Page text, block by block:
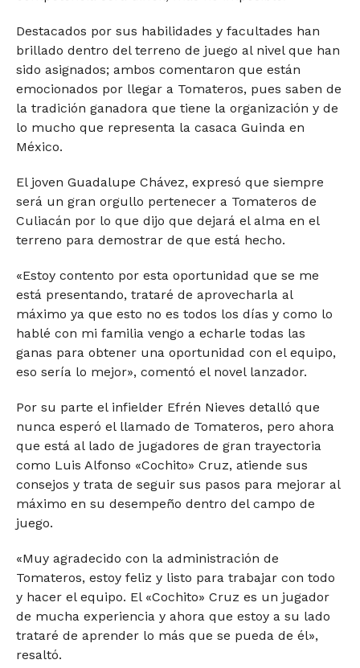
Destacados por sus habilidades y facultades han
brillado dentro del terreno de juego al nivel que han
sido asignados; ambos comentaron que están
emocionados por llegar a Tomateros, pues saben de
la tradición ganadora que tiene la organización y de
lo mucho que representa la casaca Guinda en
México.
El joven Guadalupe Chávez, expresó que siempre
será un gran orgullo pertenecer a Tomateros de
Culiacán por lo que dijo que dejará el alma en el
terreno para demostrar de que está hecho.
«Estoy contento por esta oportunidad que se me
está presentando, trataré de aprovecharla al
máximo ya que esto no es todos los días y como lo
hablé con mi familia vengo a echarle todas las
ganas para obtener una oportunidad con el equipo,
eso sería lo mejor», comentó el novel lanzador.
Por su parte el infielder Efrén Nieves detalló que
nunca esperó el llamado de Tomateros, pero ahora
que está al lado de jugadores de gran trayectoria
como Luis Alfonso «Cochito» Cruz, atiende sus
consejos y trata de seguir sus pasos para mejorar al
máximo en su desempeño dentro del campo de
juego.
«Muy agradecido con la administración de
Tomateros, estoy feliz y listo para trabajar con todo
y hacer el equipo. El «Cochito» Cruz es un jugador
de mucha experiencia y ahora que estoy a su lado
trataré de aprender lo más que se pueda de él»,
resaltó.